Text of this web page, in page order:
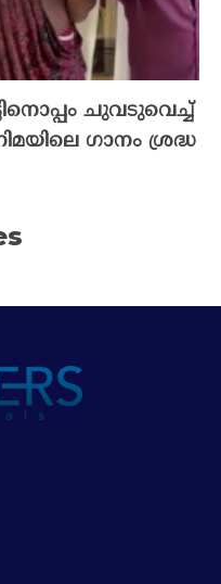
ചുവടുവെച്ച്
ഗാനം ശ്രദ്ധ